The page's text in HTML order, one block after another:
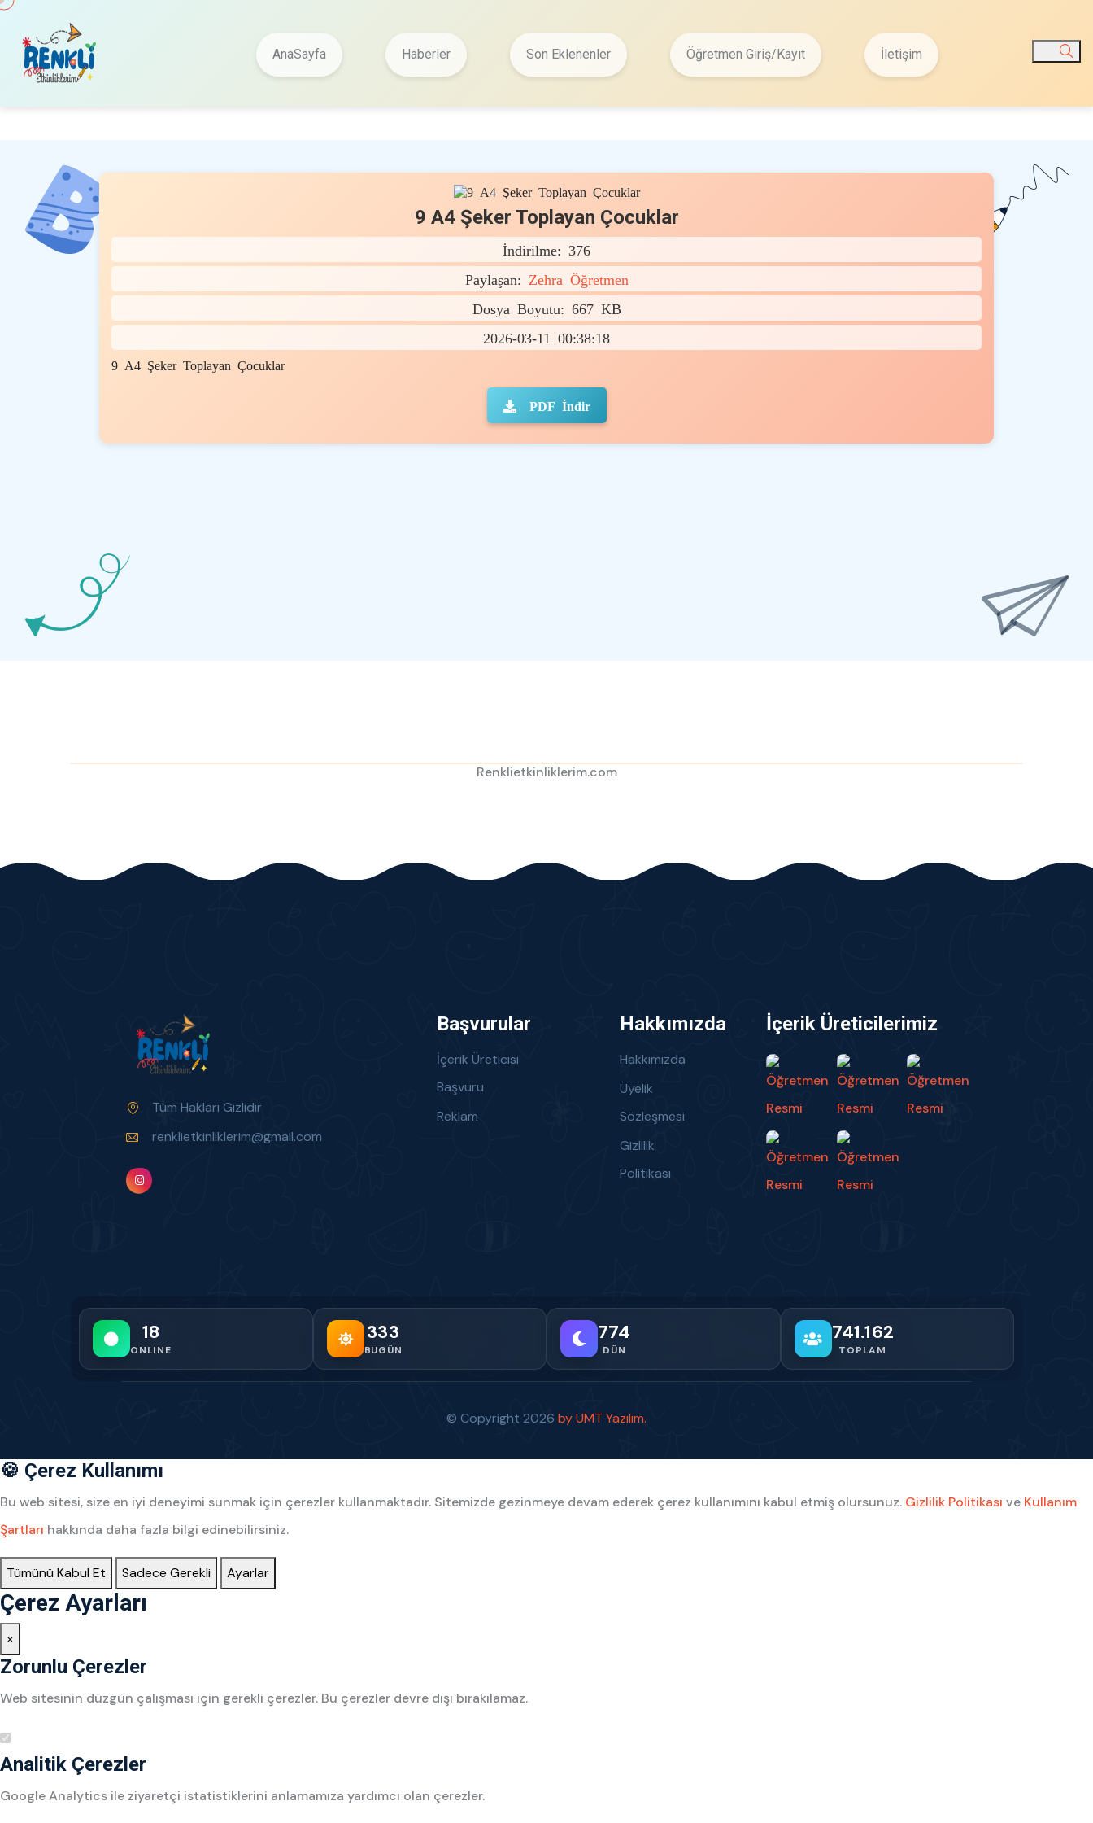
AnaSayfa Haberler Son Eklenenler Öğretmen Giriş/Kayıt İletişim
Ara
9 A4 Şeker Toplayan Çocuklar
İndirilme: 376
Paylaşan: Zehra Öğretmen
Dosya Boyutu: 667 KB
2026-03-11 00:38:18
9 A4 Şeker Toplayan Çocuklar
PDF İndir
Renklietkinliklerim.com
Tüm Hakları Gizlidir
renklietkinliklerim@gmail.com
Başvurular
İçerik Üreticisi
Başvuru
Reklam
Hakkımızda
Hakkımızda
Üyelik
Sözleşmesi
Gizlilik
Politikası
İçerik Üreticilerimiz
18
ONLINE
333
BUGÜN
774
DÜN
741.162
TOPLAM
© Copyright 2026 by UMT Yazılım.
🍪 Çerez Kullanımı
Bu web sitesi, size en iyi deneyimi sunmak için çerezler kullanmaktadır. Sitemizde gezinmeye devam ederek çerez kullanımını kabul etmiş olursunuz. Gizlilik Politikası ve Kullanım
Şartları hakkında daha fazla bilgi edinebilirsiniz.
Tümünü Kabul Et Sadece Gerekli Ayarlar
Çerez Ayarları
×
Zorunlu Çerezler
Web sitesinin düzgün çalışması için gerekli çerezler. Bu çerezler devre dışı bırakılamaz.
Analitik Çerezler
Google Analytics ile ziyaretçi istatistiklerini anlamamıza yardımcı olan çerezler.